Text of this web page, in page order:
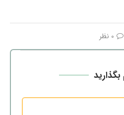
0 نظر
بگذارید